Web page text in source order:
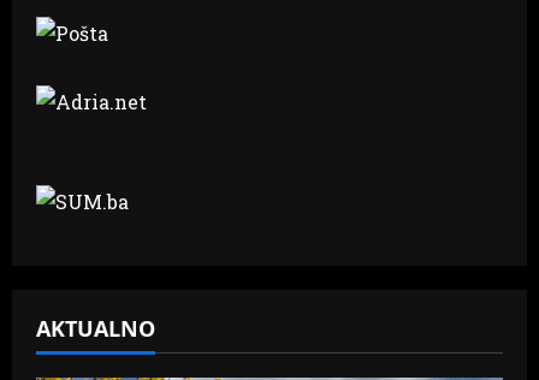
AKTUALNO